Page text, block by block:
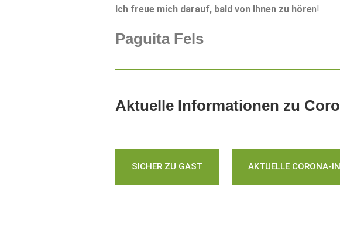
Ich freue mich darauf, bald von Ihnen zu hören!
Paguita Fels
Aktuelle Informationen zu
SICHER ZU GAST AKTUELLE CORONA-